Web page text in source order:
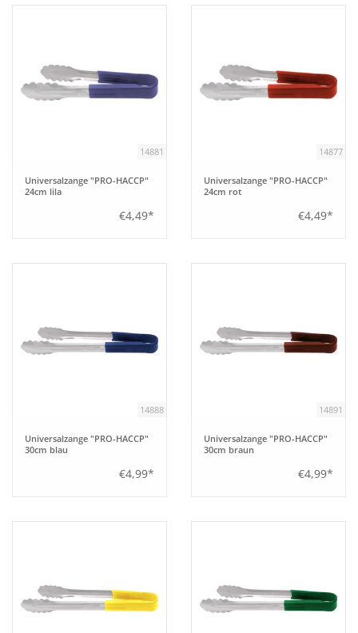
14881
Universalzange "PRO-HACCP"
24cm lila
€4,49*
14877
Universalzange "PRO-HACCP"
24cm rot
€4,49*
14888
Universalzange "PRO-HACCP"
30cm blau
€4,99*
14891
Universalzange "PRO-HACCP"
30cm braun
€4,99*